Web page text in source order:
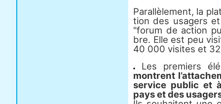
Parallèlement, la
tion des usa­gers
"forum de action
bre. Elle est peu
40 000 visi­tes et
Les pre­miers
mon­trent
ser­vice public et
pays et des